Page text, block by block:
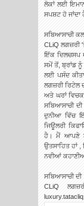
ਲੋਕਾਂ ਲਈ
ਸਪਸ਼ਟ ਹੋ ਜਾਂਦਾ
ਸਬਿਆਸਾਚੀ
CLiQ ਲਗਜ਼ਰੀ
ਇੱਕ ਦਿਲਚਸਪ
ਸਮੇਂ ਤੋਂ, ਬ੍ਰਾਂਡ ਨੂੰ
ਲਈ ਪਸੰਦ
ਲਗਜ਼ਰੀ ਰਿਟੇਲ
ਅਤੇ ਘਰਾਂ
ਸਬਿਆਸਾਚੀ
ਦੁਨੀਆ ਵਿੱਚ
ਜਿਊਲਰੀ
ਹੈ। ਮੈਂ ਆਪਣੇ
ਉਤਸਾਹਿਤ ਹਾਂ
ਨਵੀਆਂ
ਸਬਿਆਸਾਚੀ
CLiQ